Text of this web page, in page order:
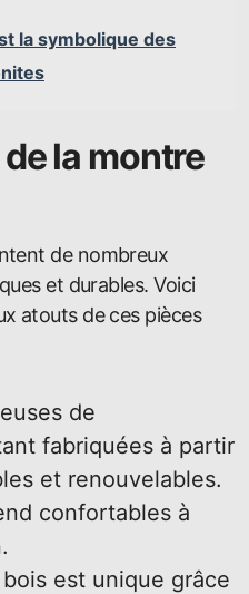
la symbolique des
la montre
de nombreux
et durables. Voici
atouts de ces pièces
de
fabriquées à partir
et renouvelables.
confortables à
est unique grâce